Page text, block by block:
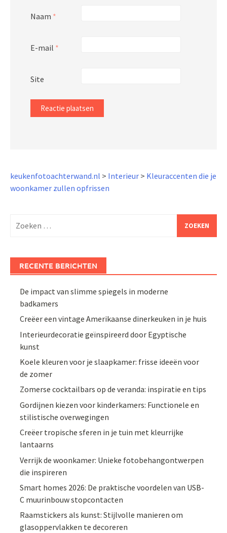
Naam *
E-mail *
Site
keukenfotoachterwand.nl > Interieur > Kleuraccenten die je
woonkamer zullen opfrissen
naar:
RECENTE BERICHTEN
De impact van slimme spiegels in moderne
badkamers
Creëer een vintage Amerikaanse dinerkeuken in je huis
Interieurdecoratie geïnspireerd door Egyptische
kunst
Koele kleuren voor je slaapkamer: frisse ideeën voor
de zomer
Zomerse cocktailbars op de veranda: inspiratie en tips
Gordijnen kiezen voor kinderkamers: Functionele en
stilistische overwegingen
Creëer tropische sferen in je tuin met kleurrijke
lantaarns
Verrijk de woonkamer: Unieke fotobehangontwerpen
die inspireren
Smart homes 2026: De praktische voordelen van USB-
C muurinbouw stopcontacten
Raamstickers als kunst: Stijlvolle manieren om
glasoppervlakken te decoreren